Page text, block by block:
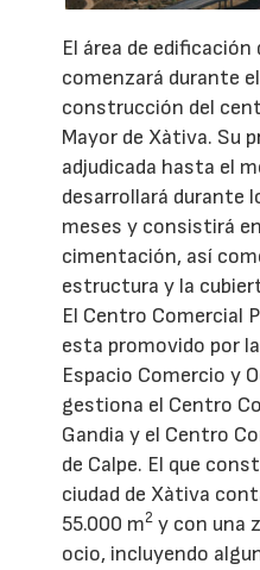
El área de edificación
comenzará durante
construcción del
Mayor de Xàtiva. Su
adjudicada hasta el
desarrollará durante
meses y consistirá
cimentación, así
estructura y la
El Centro Comercial
esta promovido por
Espacio Comercio y
gestiona el Centro
Gandia y el Centro
de Calpe. El que
ciudad de Xàtiva
55.000 m2 y con una
ocio, incluyendo